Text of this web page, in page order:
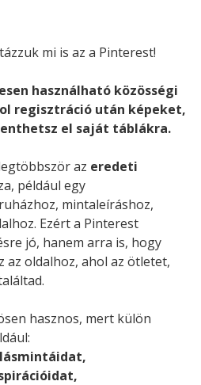
mi is az a Pinterest!
használható közösségi
regisztráció után képeket,
el saját táblákra.
az eredeti
például egy
mintaleíráshoz,
Ezért a Pinterest
jó, hanem arra is, hogy
az oldalhoz, ahol az ötletet,
hasznos, mert külön